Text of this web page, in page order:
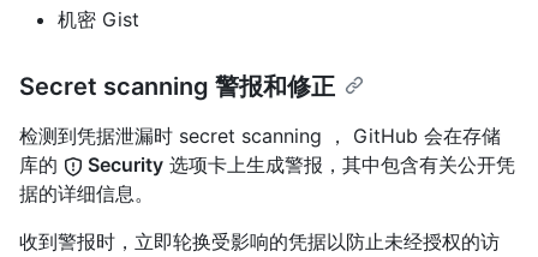
机密 Gist
Secret scanning 警报和修正
检测到凭据泄漏时 secret scanning ， GitHub 会在存储
库的
Security 选项卡上生成警报，其中包含有关公开凭
据的详细信息。
收到警报时，立即轮换受影响的凭据以防止未经授权的访